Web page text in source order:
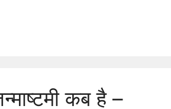
कब है –